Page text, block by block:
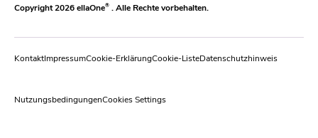
Copyright 2026 ellaOne® . Alle Rechte vorbehalten.
KontaktImpressumCookie-ErklärungCookie-ListeDatenschutzhinweis
NutzungsbedingungenCookies Settings